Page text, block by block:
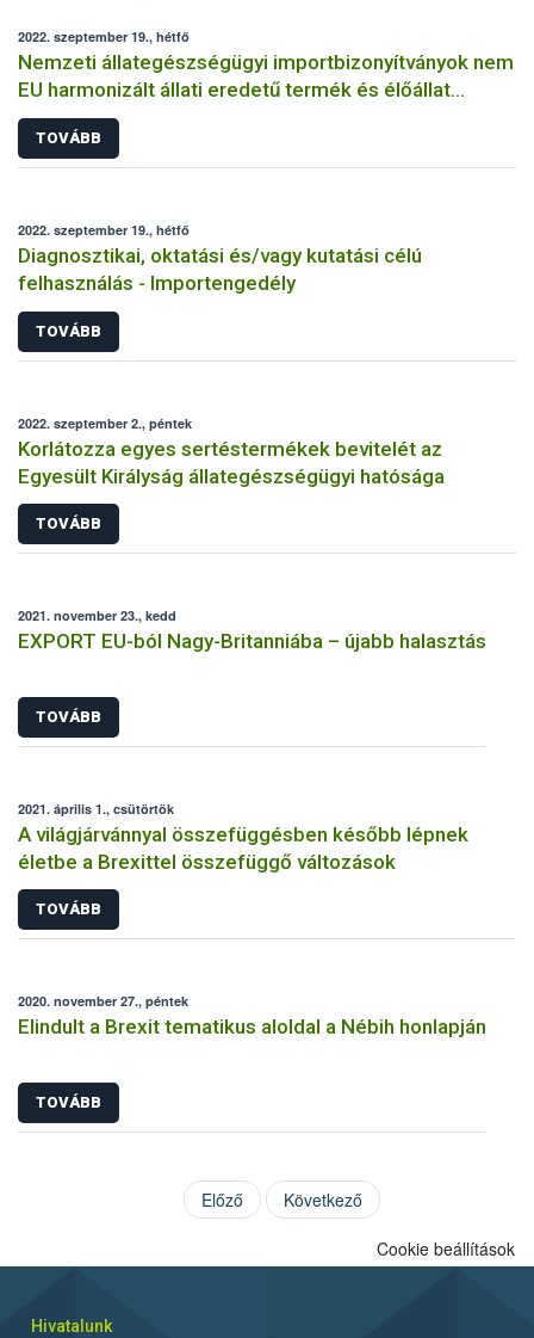
2022. szeptember 19., hétfő
Nemzeti állategészségügyi importbizonyítványok nem
EU harmonizált állati eredetű termék és élőállat
behozatalához
TOVÁBB
2022. szeptember 19., hétfő
Diagnosztikai, oktatási és/vagy kutatási célú
felhasználás - Importengedély
TOVÁBB
2022. szeptember 2., péntek
Korlátozza egyes sertéstermékek bevitelét az
Egyesült Királyság állategészségügyi hatósága
TOVÁBB
2021. november 23., kedd
EXPORT EU-ból Nagy-Britanniába – újabb halasztás
TOVÁBB
2021. április 1., csütörtök
A világjárvánnyal összefüggésben később lépnek
életbe a Brexittel összefüggő változások
TOVÁBB
2020. november 27., péntek
Elindult a Brexit tematikus aloldal a Nébih honlapján
TOVÁBB
Előző Következő
Cookie beállítások
Hivatalunk